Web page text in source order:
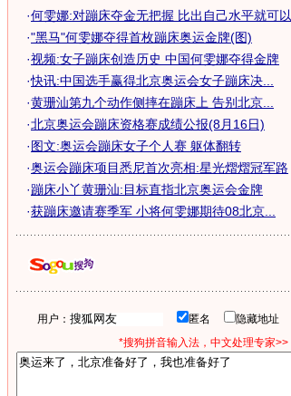
·何雯娜:对蹦床夺金无把握 比出自己水平就可以
·"黑马"何雯娜夺得首枚蹦床奥运金牌(图)
·视频:女子蹦床创造历史 中国何雯娜夺得金牌
·快讯:中国选手赢得北京奥运会女子蹦床决...
·黄珊汕第九个动作侧摔在蹦床上 告别北京...
·北京奥运会蹦床资格赛成绩公报(8月16日)
·图文:奥运会蹦床女子个人赛 躯体翻转
·奥运会蹦床项目悉尼首次亮相:星光熠熠冠军路
·蹦床小丫黄珊汕:目标直指北京奥运会金牌
·获蹦床邀请赛季军 小将何雯娜期待08北京...
用户： 匿名 隐藏地址
*搜狗拼音输入法，中文处理专家>>